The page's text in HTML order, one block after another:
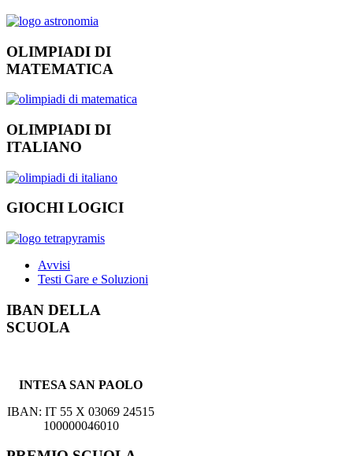
OLIMPIADI DI
MATEMATICA
OLIMPIADI DI
ITALIANO
GIOCHI LOGICI
Avvisi
Testi Gare e Soluzioni
IBAN DELLA
SCUOLA
INTESA SAN PAOLO
IBAN: IT 55 X 03069 24515
100000046010